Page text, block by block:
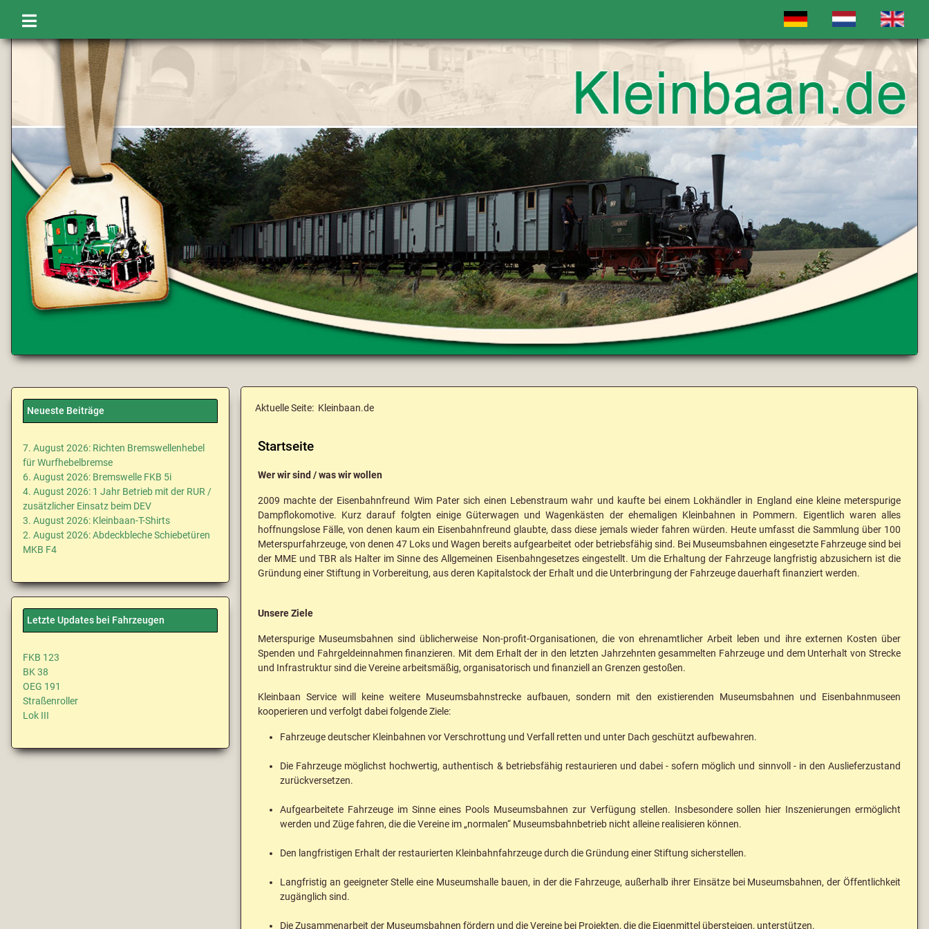
Sprache auswählen
Neueste Beiträge
7. August 2026: Richten Bremswellenhebel
für Wurfhebelbremse
6. August 2026: Bremswelle FKB 5i
4. August 2026: 1 Jahr Betrieb mit der RUR /
zusätzlicher Einsatz beim DEV
3. August 2026: Kleinbaan-T-Shirts
2. August 2026: Abdeckbleche Schiebetüren
MKB F4
Letzte Updates bei Fahrzeugen
FKB 123
BK 38
OEG 191
Straßenroller
Lok III
Aktuelle Seite: Kleinbaan.de
Startseite
Wer wir sind / was wir wollen
2009 machte der Eisenbahnfreund Wim Pater sich einen Lebenstraum wahr und kaufte bei einem Lokhändler in England eine kleine meterspurige
Dampflokomotive. Kurz darauf folgten einige Güterwagen und Wagenkästen der ehemaligen Kleinbahnen in Pommern. Eigentlich waren alles
hoffnungslose Fälle, von denen kaum ein Eisenbahnfreund glaubte, dass diese jemals wieder fahren würden. Heute umfasst die Sammlung über 100
Meterspurfahrzeuge, von denen 47 Loks und Wagen bereits aufgearbeitet oder betriebsfähig sind. Bei Museumsbahnen eingesetzte Fahrzeuge sind bei
der MME und TBR als Halter im Sinne des Allgemeinen Eisenbahngesetzes eingestellt. Um die Erhaltung der Fahrzeuge langfristig abzusichern ist die
Gründung einer Stiftung in Vorbereitung, aus deren Kapitalstock der Erhalt und die Unterbringung der Fahrzeuge dauerhaft finanziert werden.
Unsere Ziele
Meterspurige Museumsbahnen sind üblicherweise Non-profit-Organisationen, die von ehrenamtlicher Arbeit leben und ihre externen Kosten über
Spenden und Fahrgeldeinnahmen finanzieren. Mit dem Erhalt der in den letzten Jahrzehnten gesammelten Fahrzeuge und dem Unterhalt von Strecke
und Infrastruktur sind die Vereine arbeitsmäßig, organisatorisch und finanziell an Grenzen gestoßen.
Kleinbaan Service will keine weitere Museumsbahnstrecke aufbauen, sondern mit den existierenden Museumsbahnen und Eisenbahnmuseen
kooperieren und verfolgt dabei folgende Ziele:
Fahrzeuge deutscher Kleinbahnen vor Verschrottung und Verfall retten und unter Dach geschützt aufbewahren.
Die Fahrzeuge möglichst hochwertig, authentisch & betriebsfähig restaurieren und dabei - sofern möglich und sinnvoll - in den Auslieferzustand
zurückversetzen.
Aufgearbeitete Fahrzeuge im Sinne eines Pools Museumsbahnen zur Verfügung stellen. Insbesondere sollen hier Inszenierungen ermöglicht
werden und Züge fahren, die die Vereine im „normalen“ Museumsbahnbetrieb nicht alleine realisieren können.
Den langfristigen Erhalt der restaurierten Kleinbahnfahrzeuge durch die Gründung einer Stiftung sicherstellen.
Langfristig an geeigneter Stelle eine Museumshalle bauen, in der die Fahrzeuge, außerhalb ihrer Einsätze bei Museumsbahnen, der Öffentlichkeit
zugänglich sind.
Die Zusammenarbeit der Museumsbahnen fördern und die Vereine bei Projekten, die die Eigenmittel übersteigen, unterstützen.